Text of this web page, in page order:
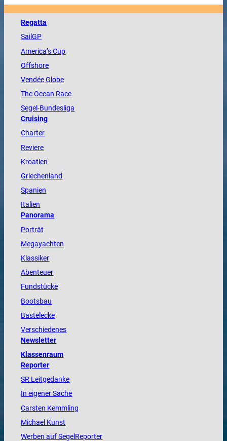
Regatta
SailGP
America’s Cup
Offshore
VendéeGlobe
TheOcean Race
Segel-Bundesliga
Cruising
Charter
Reviere
Kroatien
Griechenland
Spanien
Italien
Panorama
Porträt
Megayachten
Klassiker
Abenteuer
Fundstücke
Bootsbau
Bastelecke
Verschiedenes
Newsletter
Klassenraum
Reporter
SR Leitgedanke
In eigener Sache
Carsten Kemmling
Michael Kunst
Werben auf SegelReporter